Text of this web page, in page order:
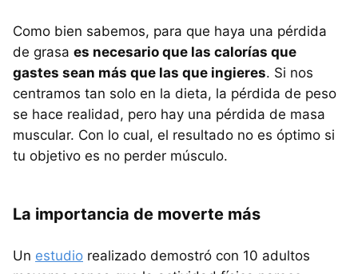
Como bien sabemos, para que haya una pérdida
de grasa es necesario que las calorías que
gastes sean más que las que ingieres. Si nos
centramos tan solo en la dieta, la pérdida de peso
se hace realidad, pero hay una pérdida de masa
muscular. Con lo cual, el resultado no es óptimo si
tu objetivo es no perder músculo.
La importancia de moverte más
Un estudio realizado demostró con 10 adultos